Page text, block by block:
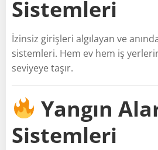
Sistemleri
İzinsiz girişleri algılayan ve
sistemleri. Hem ev hem iş
seviyeye taşır.
Yangın
Sistemleri